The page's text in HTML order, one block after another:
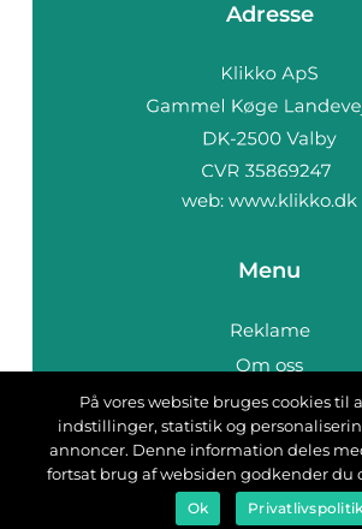
Adresse
web: www.klikko.dk
Menu
Reklame
Om oss
Cookies
Kontakt Oss
Sitemap
På vores website bruges cookies til
indstillinger, statistik og
annoncer. Denne information deles
fortsat brug af websiden godkender du
Ok Privatlivspolitik